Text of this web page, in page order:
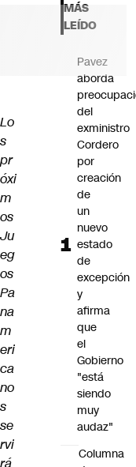
Lo
s
pr
óxi
m
os
Ju
eg
os
Pa
na
m
eri
ca
no
s
se
rvi
rá
MÁS
LEÍDO
Pavez
aborda
del
exministro
Cordero
por
creación
de
un
nuevo
estado
de
excepción
y
afirma
que
el
Gobierno
"está
siendo
muy
audaz"
Columna